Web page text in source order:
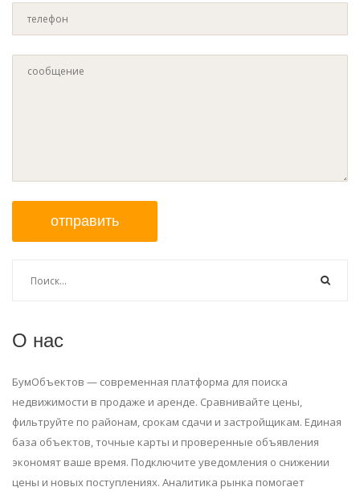
отправить
О нас
БумОбъектов — современная платформа для поиска
недвижимости в продаже и аренде. Сравнивайте цены,
фильтруйте по районам, срокам сдачи и застройщикам. Единая
база объектов, точные карты и проверенные объявления
экономят ваше время. Подключите уведомления о снижении
цены и новых поступлениях. Аналитика рынка помогает